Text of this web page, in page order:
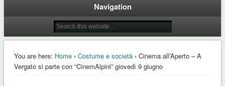
Navigation
You are here: Home› Costume e società› Cinema all’Aperto – A
Vergato si parte con “CinemAlpini” giovedì 9 giugno